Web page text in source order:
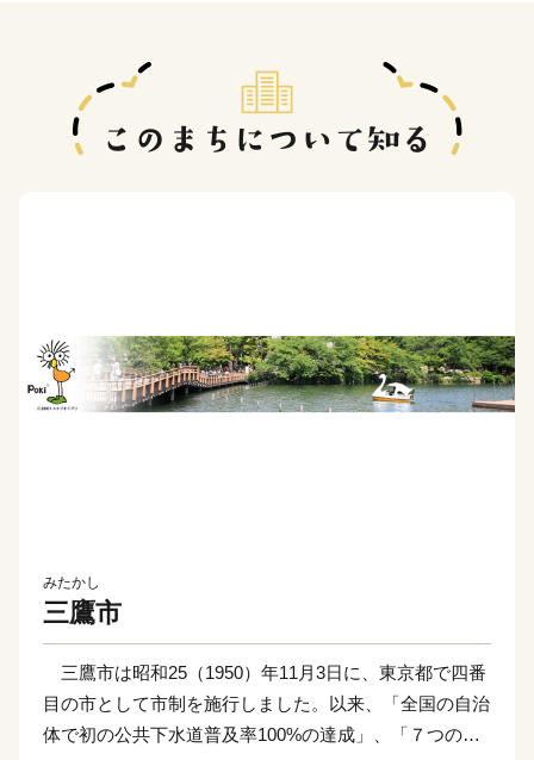
みたかし
三鷹市
三鷹市は昭和25（1950）年11月3日に、東京都で四番
目の市として市制を施行しました。以来、「全国の自治
体で初の公共下水道普及率100%の達成」、「７つのコ